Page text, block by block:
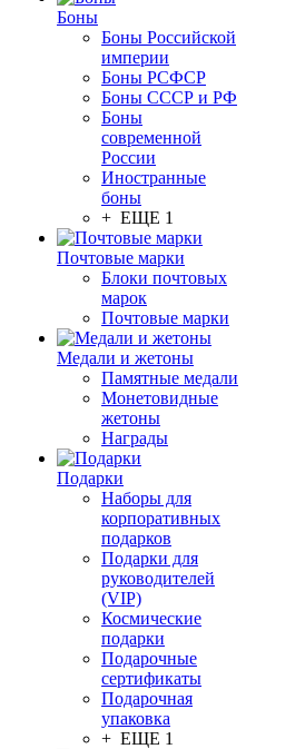
Боны
Боны Российской
империи
Боны РСФСР
Боны СССР и РФ
Боны
современной
России
Иностранные
боны
+ ЕЩЕ 1
Почтовые марки
Блоки почтовых
марок
Почтовые марки
Медали и жетоны
Памятные медали
Монетовидные
жетоны
Награды
Подарки
Наборы для
корпоративных
подарков
Подарки для
руководителей
(VIP)
Космические
подарки
Подарочные
сертификаты
Подарочная
упаковка
+ ЕЩЕ 1